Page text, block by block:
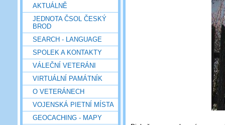
AKTUÁLNĚ
JEDNOTA ČSOL ČESKÝ
BROD
SEARCH - LANGUAGE
SPOLEK A KONTAKTY
VÁLEČNÍ VETERÁNI
VIRTUÁLNÍ PAMÁTNÍK
O VETERÁNECH
VOJENSKÁ PIETNÍ MÍSTA
GEOCACHING - MAPY